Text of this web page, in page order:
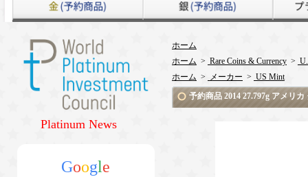
Platinum News
Google
ホーム
ホーム > Rare Coins & Currency >
ホーム > メーカー > US Mint
予約商品 2014 27.797g アメリ